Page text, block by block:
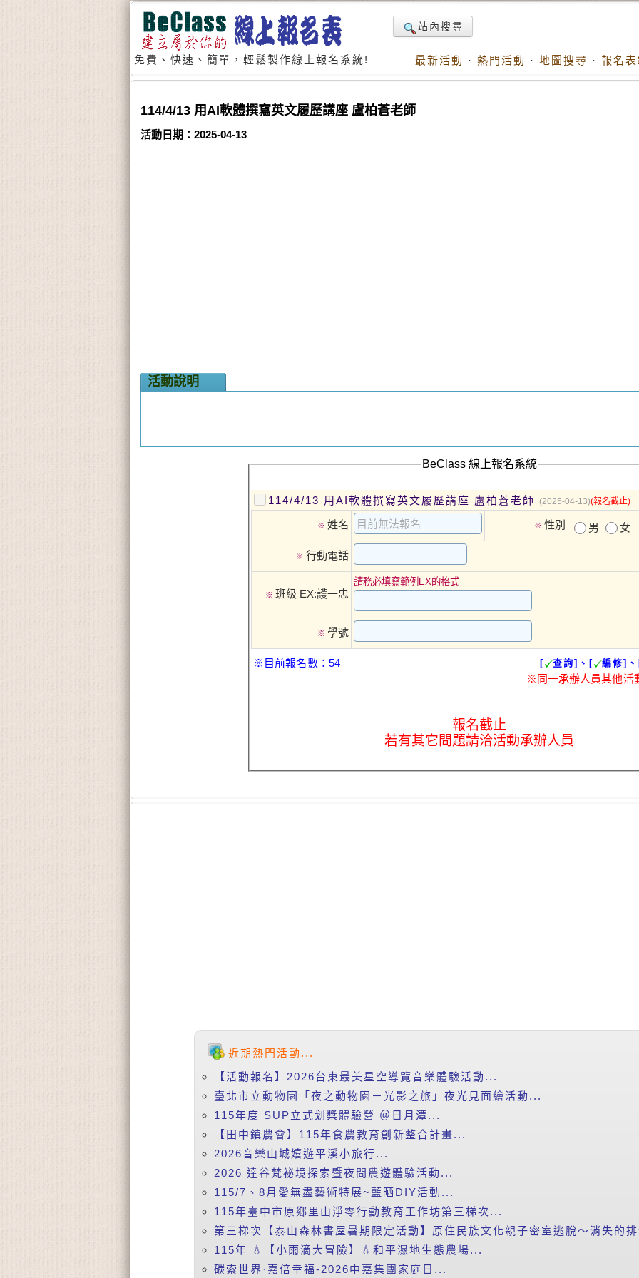
免費、快速、簡單，輕鬆製作線上報名系統!
站內搜尋
最新活動 · 熱門活動 · 地圖搜尋 · 報名
114/4/13 用AI軟體撰寫英文履歷講座 盧柏蒼老師
活動日期：2025-04-13
活動說明
BeClass 線上報名系統
114/4/13 用AI軟體撰寫英文履歷講座 盧柏蒼老師 (2025-04-13)(報名截止)
※ 姓名 ※ 性別 男 女
※ 行動電話
※ 班級 EX:護一忠
請務必填寫範例EX的格式
※ 學號
※目前報名數：54 [ 查詢]、[ 編修]
※同一承辦人員其他活
報名截止
若有其它問題請洽活動承辦人員
近期熱門活動...
【活動報名】2026台東最美星空導覽音樂體驗活動...
臺北市立動物園「夜之動物園－光影之旅」夜光見面繪活動...
115年度 SUP立式划槳體驗營 ＠日月潭...
【田中鎮農會】115年食農教育創新整合計畫...
2026音樂山城嬉遊平溪小旅行...
2026 達谷梵祕境探索暨夜間農遊體驗活動...
115/7、8月愛無盡藝術特展~藍晒DIY活動...
115年臺中市原鄉里山淨零行動教育工作坊第三梯次...
第三梯次【泰山森林書屋暑期限定活動】原住民族文化親子密室逃脫～消失的
115年 💧【小雨滴大冒險】💧和平濕地生態農場...
碳索世界·嘉倍幸福-2026中嘉集團家庭日...